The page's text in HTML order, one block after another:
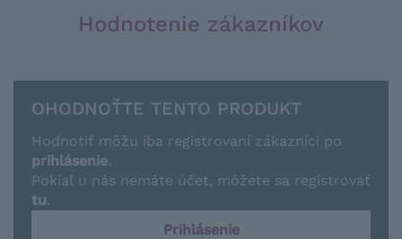
Hodnotenie zákazníkov
OHODNOŤTE TENTO PRODUKT
Hodnotiť môžu iba registrovaní zákazníci po
prihlásenie.
Pokiaľ u nás nemáte účet, môžete sa registrovať
tu.
Prihlásenie